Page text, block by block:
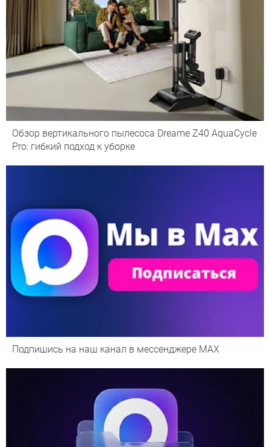
Обзор вертикального пылесоса Dreame Z40 AquaCycle
Pro: гибкий подход к уборке
Подпишись на наш канал в мессенджере МАХ